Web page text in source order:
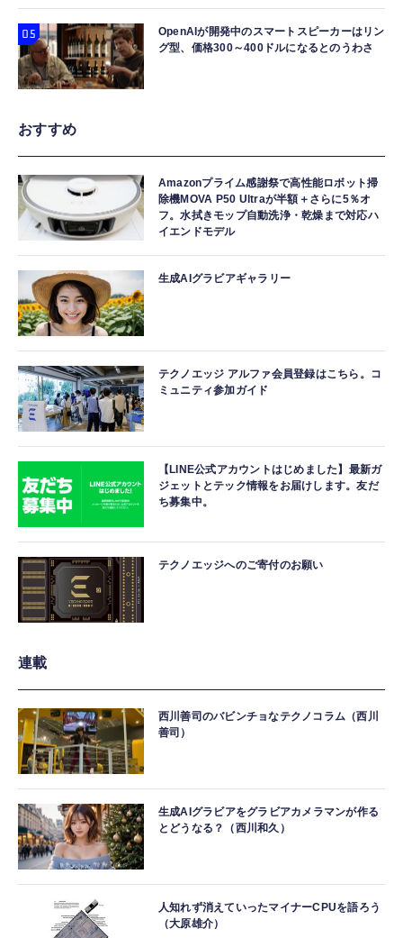
OpenAIが開発中のスマートスピーカーはリン
グ型、価格300～400ドルになるとのうわさ
おすすめ
Amazonプライム感謝祭で高性能ロボット掃
除機MOVA P50 Ultraが半額＋さらに5％オ
フ。水拭きモップ自動洗浄・乾燥まで対応ハ
イエンドモデル
生成AIグラビアギャラリー
テクノエッジ アルファ会員登録はこちら。コ
ミュニティ参加ガイド
【LINE公式アカウントはじめました】最新ガ
ジェットとテック情報をお届けします。友だ
ち募集中。
テクノエッジへのご寄付のお願い
連載
西川善司のバビンチョなテクノコラム（西川
善司）
生成AIグラビアをグラビアカメラマンが作る
とどうなる？（西川和久）
人知れず消えていったマイナーCPUを語ろう
（大原雄介）